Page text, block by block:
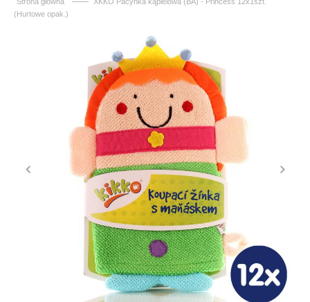
(Hurtowe opak.)